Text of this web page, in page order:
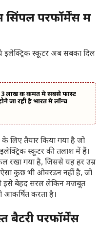
परफॉर्मेंस में
लाख की कीमत मे सबसे फास्ट
जा रही है भारत मे लॉन्च
लिए तैयार किया गया है जो
स्कूटर की तलाश में हैं।
रखा गया है, जिससे यह हर उम्र
कुछ भी ओवरडन नहीं है, जो
इसे बेहद सरल लेकिन मजबूत
आकर्षित करता है।
परफॉर्मेंस